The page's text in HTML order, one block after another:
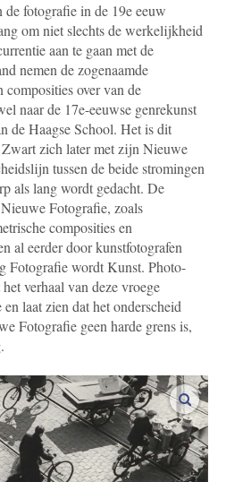
fotografie in de 19e eeuw
om niet slechts de werkelijkheid
aan te gaan met de
nemen de zogenaamde
composities over van de
naar de 17e-eeuwse genrekunst
de Haagse School. Het is dit
zich later met zijn Nieuwe
tussen de beide stromingen
als lang wordt gedacht. De
Fotografie, zoals
composities en
al eerder door kunstfotografen
Fotografie wordt Kunst. Photo-
verhaal van deze vroege
laat zien dat het onderscheid
Fotografie geen harde grens is,